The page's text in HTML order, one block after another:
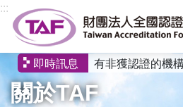
跳到中央內容區塊
:::
即時訊息 有非獲認證的機
關於TAF